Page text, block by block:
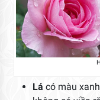
Lá có màu